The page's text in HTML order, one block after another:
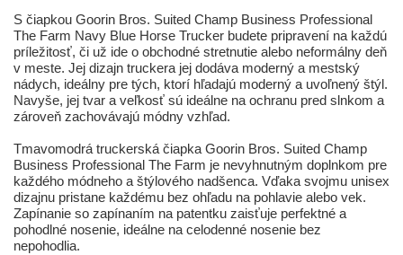
S čiapkou Goorin Bros. Suited Champ Business Professional
The Farm Navy Blue Horse Trucker budete pripravení na každú
príležitosť, či už ide o obchodné stretnutie alebo neformálny deň
v meste. Jej dizajn truckera jej dodáva moderný a mestský
nádych, ideálny pre tých, ktorí hľadajú moderný a uvoľnený štýl.
Navyše, jej tvar a veľkosť sú ideálne na ochranu pred slnkom a
zároveň zachovávajú módny vzhľad.
Tmavomodrá truckerská čiapka Goorin Bros. Suited Champ
Business Professional The Farm je nevyhnutným doplnkom pre
každého módneho a štýlového nadšenca. Vďaka svojmu unisex
dizajnu pristane každému bez ohľadu na pohlavie alebo vek.
Zapínanie so zapínaním na patentku zaisťuje perfektné a
pohodlné nosenie, ideálne na celodenné nosenie bez
nepohodlia.